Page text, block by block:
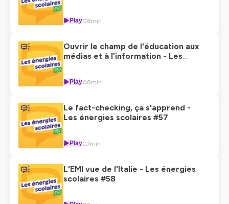
Play08min
Ouvrir le champ de l'éducation aux
médias et à l'information - Les
Play08min
Le fact-checking, ça s'apprend -
Les énergies scolaires #57
Play07min
L'EMI vue de l'Italie - Les énergies
scolaires #58